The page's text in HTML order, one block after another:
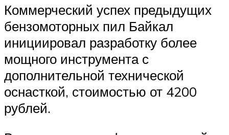
Коммерческий успех предыдущих
бензомоторных пил Байкал
инициировал разработку более
мощного инструмента с
дополнительной технической
оснасткой, стоимостью от 4200
рублей.